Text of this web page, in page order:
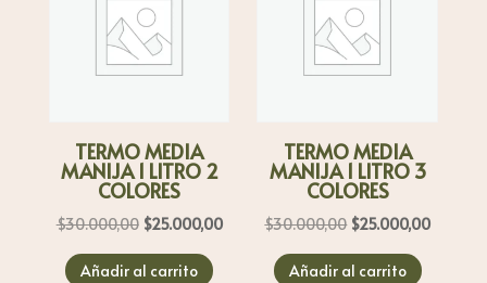
TERMO MEDIA
MANIJA 1 LITRO 2
COLORES
$30.000,00 El
precio
original
$25.000,00El
Añadir al carrito
TERMO MEDIA
MANIJA 1 LITRO 3
COLORES
$30.000,00 El
precio
original
$25.000,00El
Añadir al carrito